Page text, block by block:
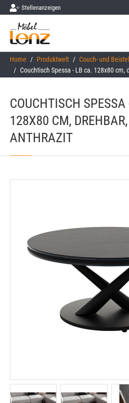
Skip to main content
Stellenanzeigen
You are here:
Home Produktwelt
Couch- und
Couchtisch Spessa - LB ca. 128x80 cm,
COUCHTISCH
128X80 CM,
ANTHRAZIT